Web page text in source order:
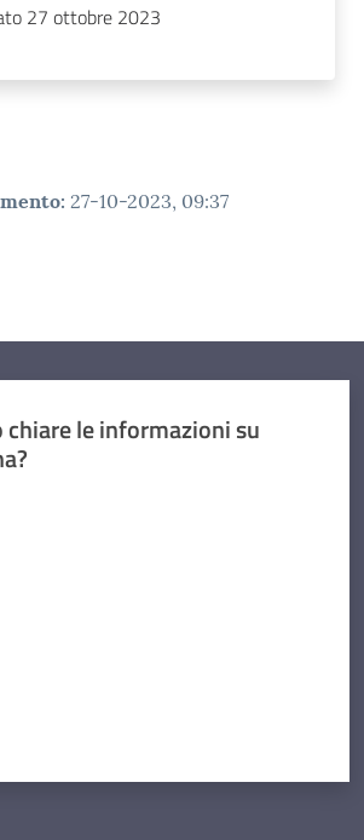
27 ottobre 2023
: 27-10-2023, 09:37
chiare le informazioni su